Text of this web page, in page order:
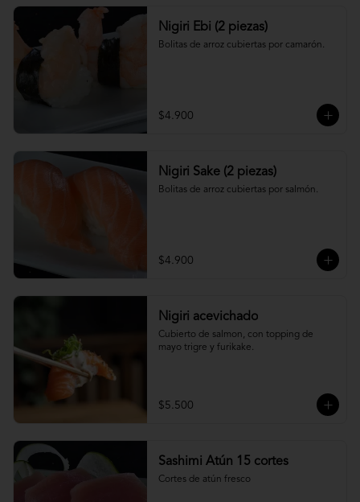
Nigiri Ebi (2 piezas)
Bolitas de arroz cubiertas por camarón.
$4.900
Nigiri Sake (2 piezas)
Bolitas de arroz cubiertas por salmón.
$4.900
Nigiri acevichado
Cubierto de salmon, con topping de
mayo trigre y furikake.
$5.500
Sashimi Atún 15 cortes
Cortes de atún fresco